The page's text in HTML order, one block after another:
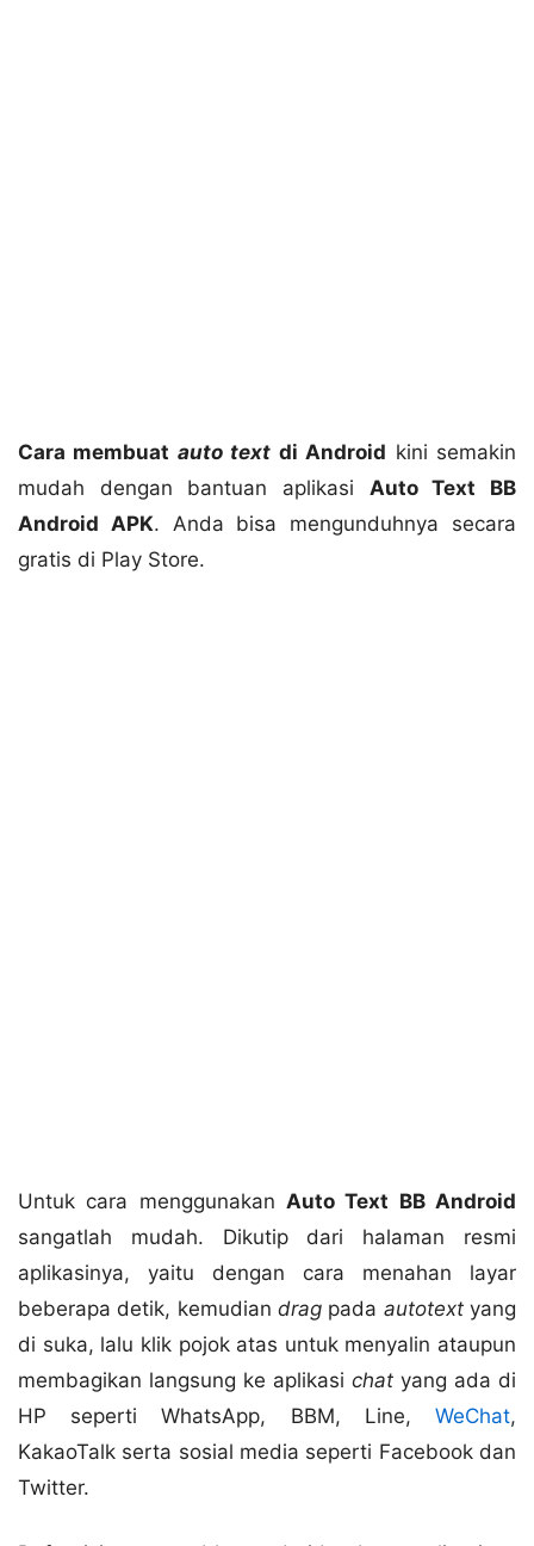
Cara membuat auto text di Android kini semakin
mudah dengan bantuan aplikasi Auto Text BB
Android APK. Anda bisa mengunduhnya secara
gratis di Play Store.
Untuk cara menggunakan Auto Text BB Android
sangatlah mudah. Dikutip dari halaman resmi
aplikasinya, yaitu dengan cara menahan layar
beberapa detik, kemudian drag pada autotextyang
di suka, lalu klik pojok atas untuk menyalin ataupun
membagikan langsung ke aplikasi chat yang ada di
HP seperti WhatsApp, BBM, Line, WeChat,
KakaoTalk serta sosial media seperti Facebook dan
Twitter.